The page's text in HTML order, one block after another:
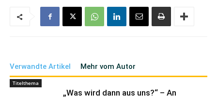
Verwandte Artikel Mehr vom Autor
Titelthema
„Was wird dann aus uns?“ – An